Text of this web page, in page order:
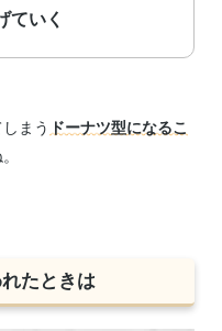
ていく
まう ドーナツ型になるこ
たときは